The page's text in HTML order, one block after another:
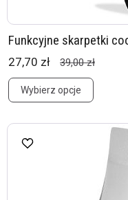
Funkcyjne skarpetki
27,70 zł 39,00 zł
Wybierz opcje